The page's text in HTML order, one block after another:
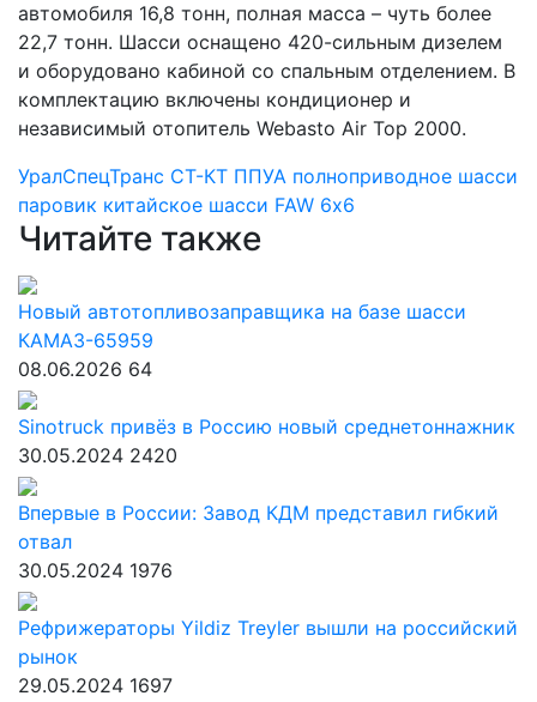
автомобиля 16,8 тонн, полная масса – чуть более
22,7 тонн. Шасси оснащено 420-сильным дизелем
и оборудовано кабиной со спальным отделением. В
комплектацию включены кондиционер и
независимый отопитель Webasto Air Top 2000.
УралСпецТранс СТ-КТ ППУА полноприводное шасси
паровик китайское шасси FAW 6х6
Читайте также
Новый автотопливозаправщика на базе шасси
КАМАЗ-65959
08.06.2026 64
Sinotruck привёз в Россию новый среднетоннажник
30.05.2024 2420
Впервые в России: Завод КДМ представил гибкий
отвал
30.05.2024 1976
Рефрижераторы Yildiz Treyler вышли на российский
рынок
29.05.2024 1697